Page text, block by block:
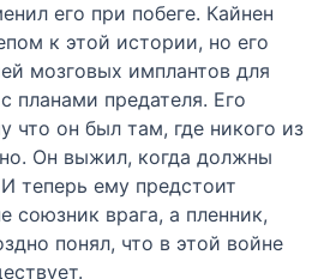
его при побеге. Кайнен
к этой истории, но его
мозговых имплантов для
планами предателя. Его
что он был там, где никого из
Он выжил, когда должны
теперь ему предстоит
союзник врага, а пленник,
понял, что в этой войне